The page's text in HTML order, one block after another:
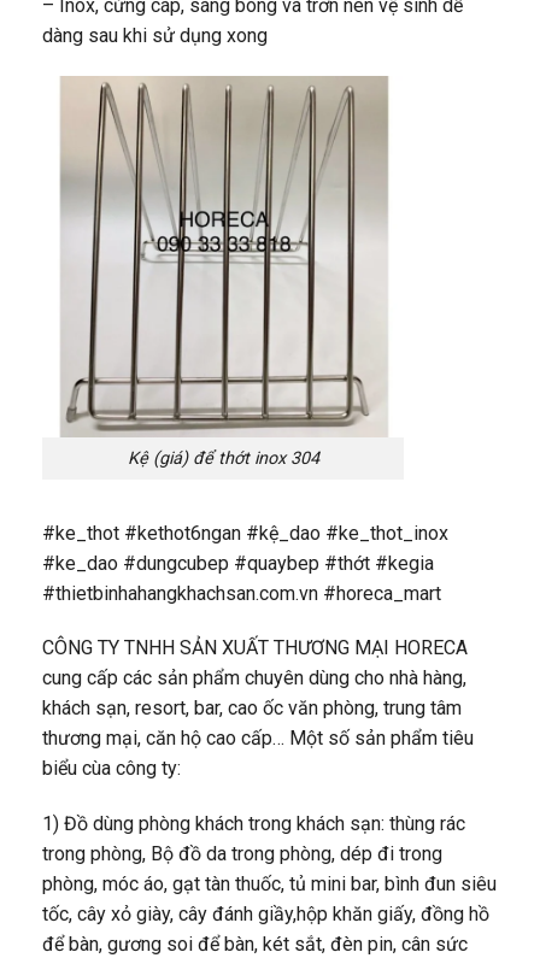
– Inox, cứng cáp, sáng bóng và trơn nên vệ sinh dễ
dàng sau khi sử dụng xong
Kệ (giá) để thớt inox 304
#ke_thot #kethot6ngan #kệ_dao #ke_thot_inox
#ke_dao #dungcubep #quaybep #thớt #kegia
#thietbinhahangkhachsan.com.vn #horeca_mart
CÔNG TY TNHH SẢN XUẤT THƯƠNG MẠI HORECA​
cung cấp các sản phẩm chuyên dùng cho nhà hàng,
khách sạn, resort, bar, cao ốc văn phòng, trung tâm
thương mại, căn hộ cao cấp… Một số sản phẩm tiêu
biểu cùa công ty:
1) Đồ dùng phòng khách trong khách sạn: thùng rác
trong phòng, Bộ đồ da trong phòng, dép đi trong
phòng, móc áo, gạt tàn thuốc, tủ mini bar, bình đun siêu
tốc, cây xỏ giày, cây đánh giầy,hộp khăn giấy, đồng hồ
để bàn, gương soi để bàn, két sắt, đèn pin, cân sức